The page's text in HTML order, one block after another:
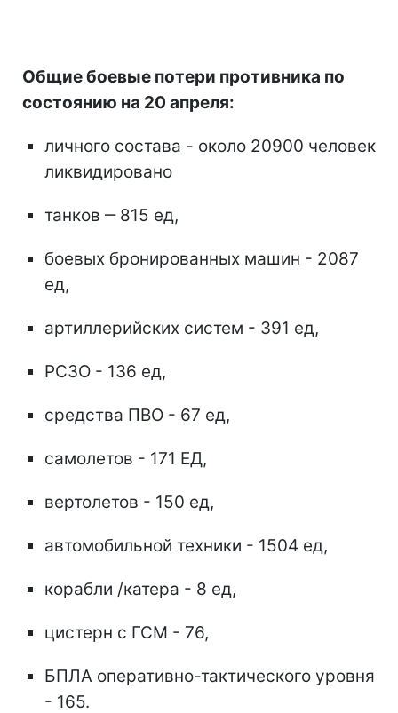
Общие боевые потери противника по
состоянию на 20 апреля:
личного состава - около 20900 человек
ликвидировано
танков ‒ 815 ед,
боевых бронированных машин - 2087
ед,
артиллерийских систем - 391 ед,
РСЗО - 136 ед,
средства ПВО - 67 ед,
самолетов - 171 ЕД,
вертолетов - 150 ед,
автомобильной техники - 1504 ед,
корабли /катера - 8 ед,
цистерн с ГСМ - 76,
БПЛА оперативно-тактического уровня
- 165.